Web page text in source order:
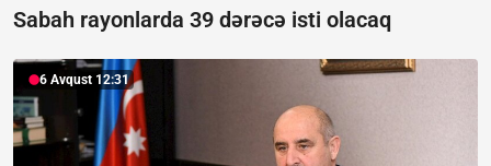
Sabah rayonlarda 39 dərəcə isti olacaq
6 Avqust 12:31